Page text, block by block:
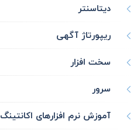
دیتاسنتر
ریپورتاژ آگهی
سخت افزار
سرور
آموزش نرم افزارهای اکانتینگ